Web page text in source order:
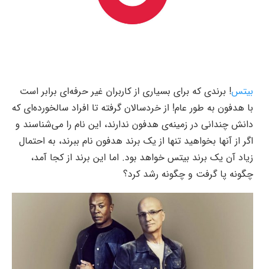
بیتس! برندی که برای بسیاری از کاربران غیر حرفه‌ای برابر است
با هدفون به طور عام! از خردسالان گرفته تا افراد سالخورده‌ای که
دانش چندانی در زمینه‌ی هدفون ندارند، این نام را می‌شناسند و
اگر از آنها بخواهید تنها از یک برند هدفون نام ببرند، به احتمال
زیاد آن یک برند بیتس خواهد بود. اما این برند از کجا آمد،
چگونه پا گرفت و چگونه رشد کرد؟